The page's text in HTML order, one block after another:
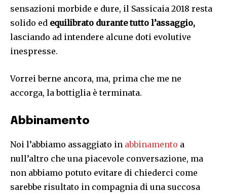
sensazioni morbide e dure, il Sassicaia 2018 resta
solido ed equilibrato durante tutto l’assaggio,
lasciando ad intendere alcune doti evolutive
inespresse.
Vorrei berne ancora, ma, prima che me ne
accorga, la bottiglia è terminata.
Abbinamento
Noi l’abbiamo assaggiato in abbinamento a
null’altro che una piacevole conversazione, ma
non abbiamo potuto evitare di chiederci come
sarebbe risultato in compagnia di una succosa